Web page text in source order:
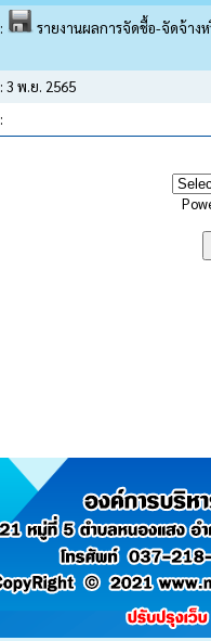
: รายงานผลการจัดชื้อ-จัดจ้าง
: 3 พ.ย. 2565
: